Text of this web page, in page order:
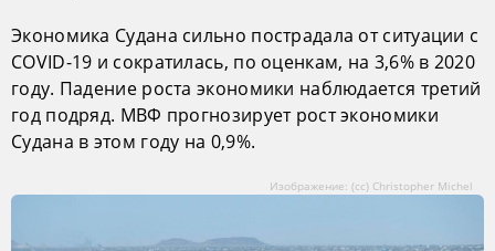
Экономика Судана сильно пострадала от ситуации с
COVID-19 и сократилась, по оценкам, на 3,6% в 2020
году. Падение роста экономики наблюдается третий
год подряд. МВФ прогнозирует рост экономики
Судана в этом году на 0,9%.
Изображение: (cc) Christopher Michel